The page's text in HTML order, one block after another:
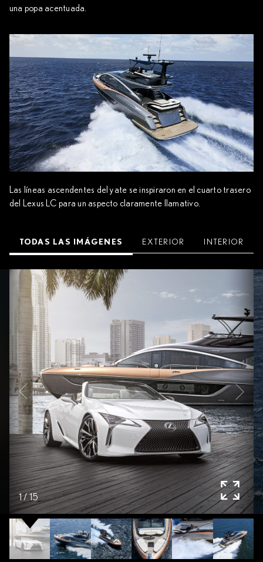
una popa acentuada.
Las líneas ascendentes del yate se inspiraron en el cuarto trasero
del Lexus LC para un aspecto claramente llamativo.
TODAS LAS IMÁGENES EXTERIOR INTERIOR
1/15